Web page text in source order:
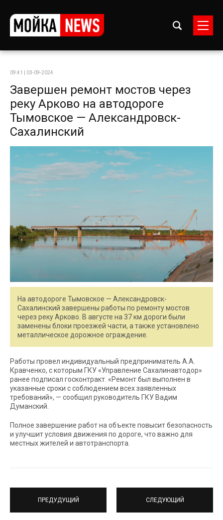
09:41 | 03-09-2024
Завершен ремонт мостов через
реку Арково на автодороге
Тымовское — Александровск-
Сахалинский
На автодороге Тымовское — Александровск-
Сахалинский завершены работы по ремонту мостов
через реку Арково. В августе на 37 км дороги были
заменены блоки проезжей части, а также установлено
металлическое дорожное ограждение.
Работы провел индивидуальный предприниматель А.А.
Кравченко, с которым ГКУ «Управление Сахалинавтодор»
ранее подписал госконтракт. «Ремонт был выполнен в
указанные сроки с соблюдением всех заявленных
требований», — сообщил руководитель ГКУ Вадим
Думанский.
Полное завершение работ на объекте повысит безопасность
и улучшит условия движения по дороге, что важно для
местных жителей и автотранспорта.
ПРЕДУДУЩИЙ СЛЕДУЮЩИЙ